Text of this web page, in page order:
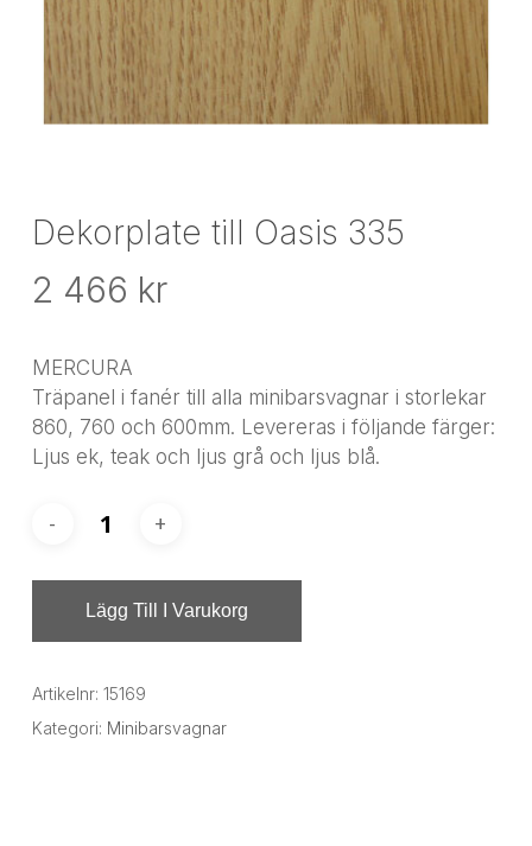
Dekorplate till Oasis 335
2 466 kr
MERCURA
Träpanel i fanér till alla minibarsvagnar i storlekar
860, 760 och 600mm. Levereras i följande färger:
Ljus ek, teak och ljus grå och ljus blå.
Lägg Till I Varukorg
Artikelnr: 15169
Kategori: Minibarsvagnar